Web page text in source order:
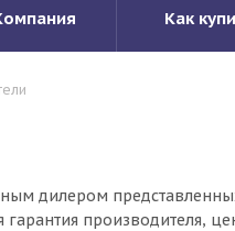
Как
дилером
гарантия